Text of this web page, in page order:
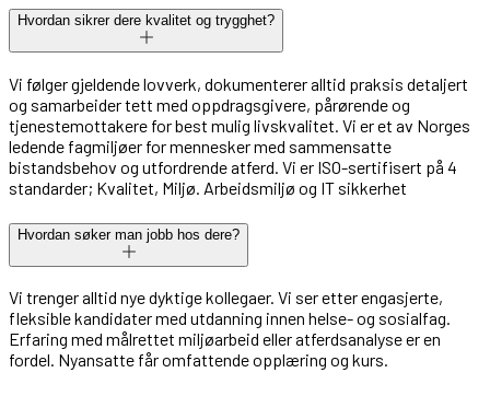
Hvordan sikrer dere kvalitet og trygghet?
Vi følger gjeldende lovverk, dokumenterer alltid praksis detaljert
og samarbeider tett med oppdragsgivere, pårørende og
tjenestemottakere for best mulig livskvalitet. Vi er et av Norges
ledende fagmiljøer for mennesker med sammensatte
bistandsbehov og utfordrende atferd. Vi er ISO-sertifisert på 4
standarder; Kvalitet, Miljø. Arbeidsmiljø og IT sikkerhet
Hvordan søker man jobb hos dere?
Vi trenger alltid nye dyktige kollegaer. Vi ser etter engasjerte,
fleksible kandidater med utdanning innen helse- og sosialfag.
Erfaring med målrettet miljøarbeid eller atferdsanalyse er en
fordel. Nyansatte får omfattende opplæring og kurs.